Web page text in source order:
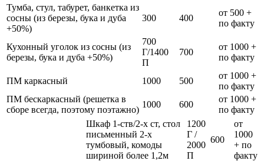
Тумба, стул, табурет, банкетка из
сосны (из березы, бука и дуба
+50%)
300 400
от 500 +
по факту
Кухонный уголок из сосны (из
березы, бука и дуба +50%)
700
Г/1400
П
700
от 1000 +
по факту
ПМ каркасный 1000 500
от 1000 +
по факту
ПМ бескаркасный (решетка в
сборе всегда, поэтому поэтажно)
1000 600
от 1000 +
по факту
Шкаф 1-ств/2-х ст, стол
письменный 2-х
тумбовый, комоды
шириной более 1,2м
1200
Г /
2000
П
600
от
1000
+ по
факту